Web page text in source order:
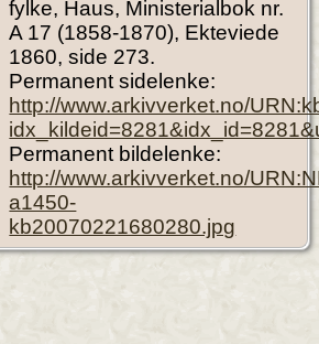
fylke, Haus, Ministerialbok nr.
A 17 (1858-1870), Ekteviede
1860, side 273.
Permanent sidelenke:
http://www.arkivverket.no/
Permanent bildelenke:
http://www.arkivverket.no/
a1450-
kb20070221680280.jpg